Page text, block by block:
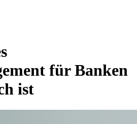
für Banken
ist